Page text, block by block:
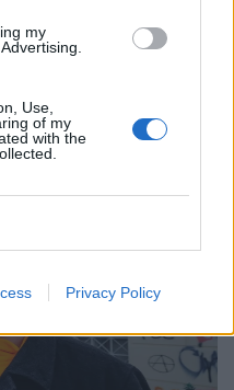
my
Use,
of my
with the
Privacy Policy
της Αθήνας και
στις καθημερινές